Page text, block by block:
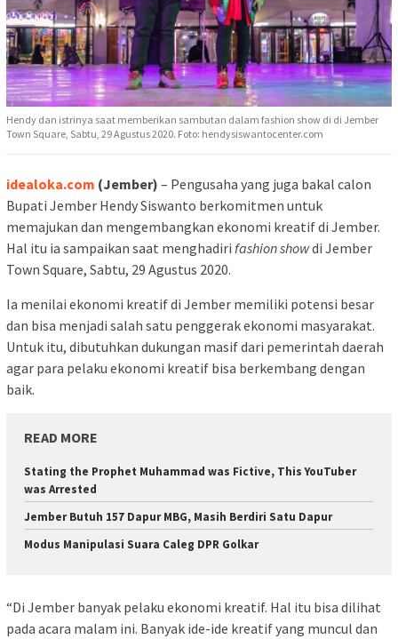
Hendy dan istrinya saat memberikan sambutan dalam fashion show di di Jember
Town Square, Sabtu, 29 Agustus 2020. Foto: hendysiswantocenter.com
idealoka.com (Jember) – Pengusaha yang juga bakal calon
Bupati Jember Hendy Siswanto berkomitmen untuk
memajukan dan mengembangkan ekonomi kreatif di Jember.
Hal itu ia sampaikan saat menghadiri fashion showdi Jember
Town Square, Sabtu, 29 Agustus 2020.
Ia menilai ekonomi kreatif di Jember memiliki potensi besar
dan bisa menjadi salah satu penggerak ekonomi masyarakat.
Untuk itu, dibutuhkan dukungan masif dari pemerintah daerah
agar para pelaku ekonomi kreatif bisa berkembang dengan
baik.
READ MORE
Stating the Prophet Muhammad was Fictive, This YouTuber
was Arrested
Jember Butuh 157 Dapur MBG, Masih Berdiri Satu Dapur
Modus Manipulasi Suara Caleg DPR Golkar
“Di Jember banyak pelaku ekonomi kreatif. Hal itu bisa dilihat
pada acara malam ini. Banyak ide-ide kreatif yang muncul dan